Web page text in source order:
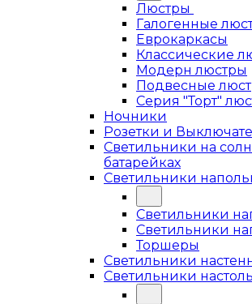
Люстры
Галогенные
Еврокаркасы
Классические
Модерн люстры
Подвесные
Серия "Торт"
Ночники
Розетки и
Светильники на
батарейках
Светильники
Светильники
Светильники
Торшеры
Светильники
Светильники